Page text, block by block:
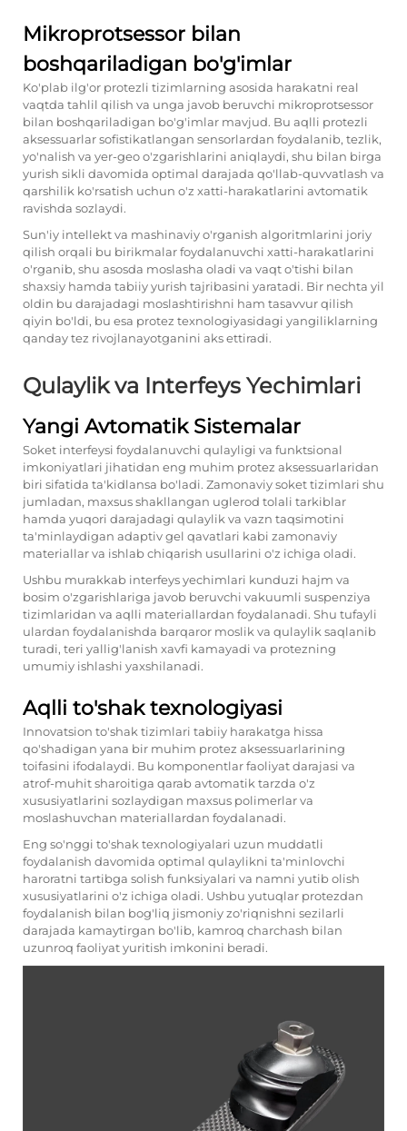
Mikroprotsessor bilan
boshqariladigan bo'g'imlar
Ko'plab ilg'or protezli tizimlarning asosida harakatni real
vaqtda tahlil qilish va unga javob beruvchi mikroprotsessor
bilan boshqariladigan bo'g'imlar mavjud. Bu aqlli protezli
aksessuarlar sofistikatlangan sensorlardan foydalanib, tezlik,
yo'nalish va yer-geo o'zgarishlarini aniqlaydi, shu bilan birga
yurish sikli davomida optimal darajada qo'llab-quvvatlash va
qarshilik ko'rsatish uchun o'z xatti-harakatlarini avtomatik
ravishda sozlaydi.
Sun'iy intellekt va mashinaviy o'rganish algoritmlarini joriy
qilish orqali bu birikmalar foydalanuvchi xatti-harakatlarini
o'rganib, shu asosda moslasha oladi va vaqt o'tishi bilan
shaxsiy hamda tabiiy yurish tajribasini yaratadi. Bir nechta yil
oldin bu darajadagi moslashtirishni ham tasavvur qilish
qiyin bo'ldi, bu esa protez texnologiyasidagi yangiliklarning
qanday tez rivojlanayotganini aks ettiradi.
Qulaylik va Interfeys Yechimlari
Yangi Avtomatik Sistеmalar
Sokеt interfeysi foydalanuvchi qulayligi va funktsional
imkoniyatlari jihatidan eng muhim protez aksessuarlaridan
biri sifatida ta'kidlansa bo'ladi. Zamonaviy sokеt tizimlari shu
jumladan, maxsus shakllangan uglerod tolali tarkiblar
hamda yuqori darajadagi qulaylik va vazn taqsimotini
ta'minlaydigan adaptiv gel qavatlari kabi zamonaviy
materiallar va ishlab chiqarish usullarini o'z ichiga oladi.
Ushbu murakkab interfeys yechimlari kunduzi hajm va
bosim o'zgarishlariga javob beruvchi vakuumli suspenziya
tizimlaridan va aqlli materiallardan foydalanadi. Shu tufayli
ulardan foydalanishda barqaror moslik va qulaylik saqlanib
turadi, teri yallig'lanish xavfi kamayadi va protezning
umumiy ishlashi yaxshilanadi.
Aqlli to'shak texnologiyasi
Innovatsion to'shak tizimlari tabiiy harakatga hissa
qo'shadigan yana bir muhim protez aksessuarlarining
toifasini ifodalaydi. Bu komponentlar faoliyat darajasi va
atrof-muhit sharoitiga qarab avtomatik tarzda o'z
xususiyatlarini sozlaydigan maxsus polimerlar va
moslashuvchan materiallardan foydalanadi.
Eng so'nggi to'shak texnologiyalari uzun muddatli
foydalanish davomida optimal qulaylikni ta'minlovchi
haroratni tartibga solish funksiyalari va namni yutib olish
xususiyatlarini o'z ichiga oladi. Ushbu yutuqlar protezdan
foydalanish bilan bog'liq jismoniy zo'riqnishni sezilarli
darajada kamaytirgan bo'lib, kamroq charchash bilan
uzunroq faoliyat yuritish imkonini beradi.